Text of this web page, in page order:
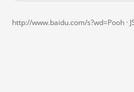
http://www.baidu.com/s?wd=Pooh ·